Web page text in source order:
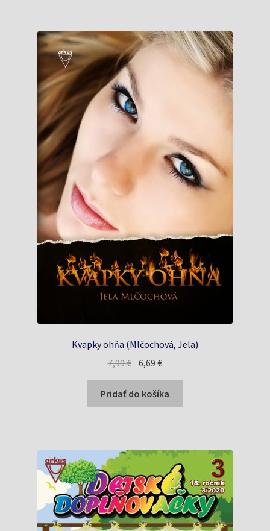
Kvapky ohňa (Mlčochová, Jela)
7,99€ Pôvodná
cena
bola:
7,99 €.
6,69€Aktuálna
cena
je:
6,69 €.
Pridať do košíka